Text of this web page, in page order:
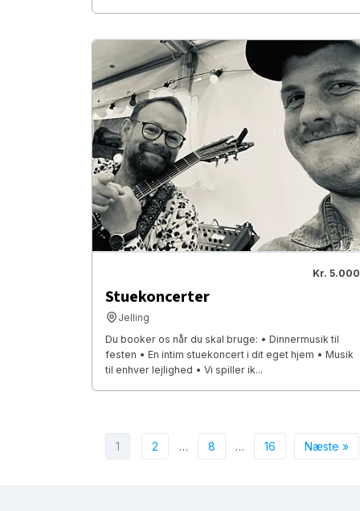
Kr. 5.000
Stuekoncerter
Jelling
Du booker os når du skal bruge: • Dinnermusik til
festen • En intim stuekoncert i dit eget hjem • Musik
til enhver lejlighed • Vi spiller ik...
1 2 … 8 … 16 Næste »